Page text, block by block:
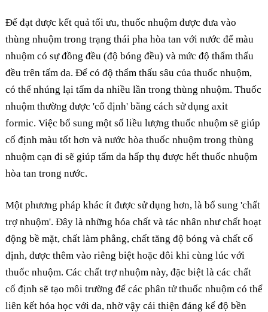
Để đạt được kết quả tối ưu, thuốc nhuộm được đưa vào
thùng nhuộm trong trạng thái pha hòa tan với nước để màu
nhuộm có sự đồng đều (độ bóng đều) và mức độ thẩm thấu
đều trên tấm da. Để có độ thẩm thấu sâu của thuốc nhuộm,
có thể nhúng lại tấm da nhiều lần trong thùng nhuộm. Thuốc
nhuộm thường được 'cố định' bằng cách sử dụng axit
formic. Việc bổ sung một số liều lượng thuốc nhuộm sẽ giúp
cố định màu tốt hơn và nước hòa thuốc nhuộm trong thùng
nhuộm cạn đi sẽ giúp tấm da hấp thụ được hết thuốc nhuộm
hòa tan trong nước.
Một phương pháp khác ít được sử dụng hơn, là bổ sung 'chất
trợ nhuộm'. Đây là những hóa chất và tác nhân như chất hoạt
động bề mặt, chất làm phẳng, chất tăng độ bóng và chất cố
định, được thêm vào riêng biệt hoặc đôi khi cùng lúc với
thuốc nhuộm. Các chất trợ nhuộm này, đặc biệt là các chất
cố định sẽ tạo môi trường để các phân tử thuốc nhuộm có thể
liên kết hóa học với da, nhờ vậy cải thiện đáng kể độ bền